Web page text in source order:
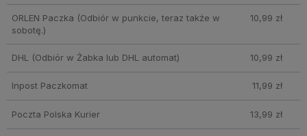
ORLEN Paczka (Odbiór w punkcie, teraz także w
sobotę.)
10,99 zł
DHL (Odbiór w Żabka lub DHL automat) 10,99 zł
Inpost Paczkomat 11,99 zł
Poczta Polska Kurier 13,99 zł